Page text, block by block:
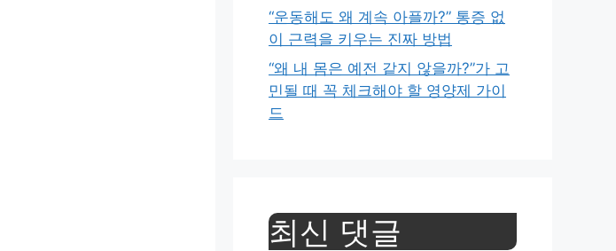
“운동해도 왜 계속 아플까?” 통증 없
이 근력을 키우는 진짜 방법
“왜 내 몸은 예전 같지 않을까?”가 고
민될 때 꼭 체크해야 할 영양제 가이
드
최신 댓글